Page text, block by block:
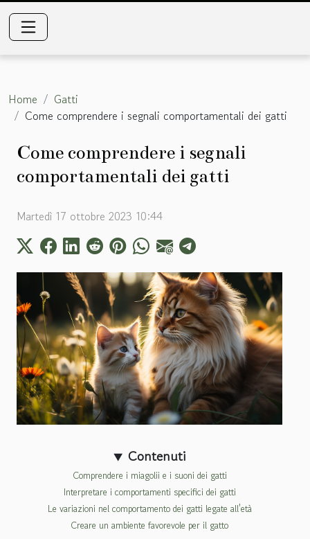
Home
Gatti
Come comprendere i segnali comportamentali dei gatti
Come comprendere i segnali
comportamentali dei gatti
Martedì 17 ottobre 2023 10:44
Contenuti
Comprendere i miagolii e i suoni dei gatti
Interpretare i comportamenti specifici dei gatti
Le variazioni nel comportamento dei gatti legate all'età
Creare un ambiente favorevole per il gatto